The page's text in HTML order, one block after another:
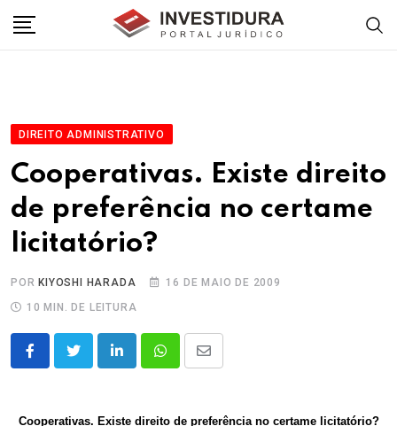
DIREITO ADMINISTRATIVO
Cooperativas. Existe direito
de preferência no certame
licitatório?
POR KIYOSHI HARADA
16 DE MAIO DE 2009
10 MIN. DE LEITURA
LinkedInWhatsappShare
Email
Cooperativas. Existe direito de preferência no certame licitatório?